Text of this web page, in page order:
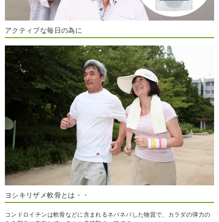
アクティブな毎日の為に
ヨシキリザメ軟骨とは・・
コンドロイチンは軟骨などに含まれるネバネバした物質で、カラダの弾力の